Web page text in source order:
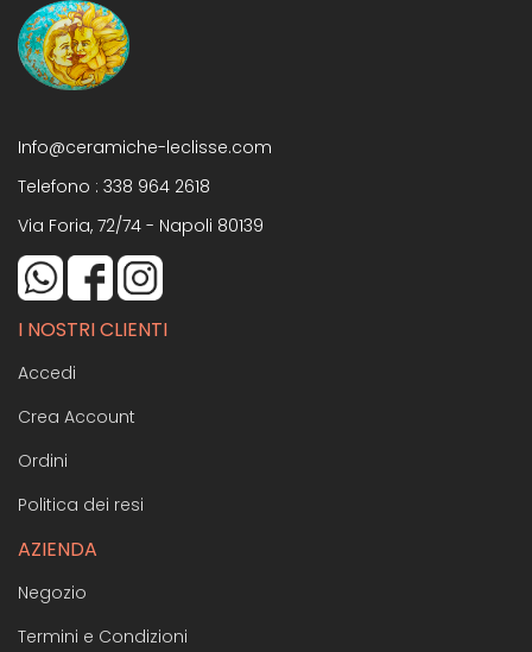
Info@ceramiche-leclisse.com
Telefono : 338 964 2618
Via Foria, 72/74 - Napoli 80139
I NOSTRI CLIENTI
Accedi
Crea Account
Ordini
Politica dei resi
AZIENDA
Negozio
Termini e Condizioni